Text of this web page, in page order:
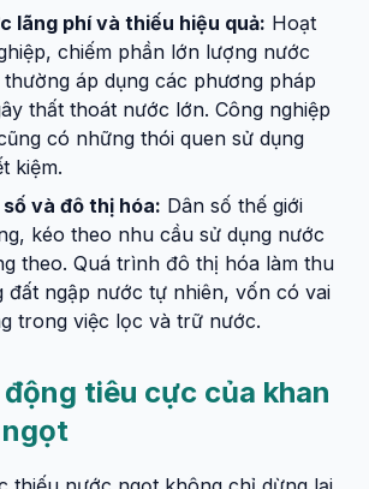
lãng phí và thiếu hiệu quả: Hoạt
chiếm phần lớn lượng nước
áp dụng các phương pháp
thất thoát nước lớn. Công nghiệp
có những thói quen sử dụng
kiệm.
và đô thị hóa: Dân số thế giới
kéo theo nhu cầu sử dụng nước
theo. Quá trình đô thị hóa làm thu
đất ngập nước tự nhiên, vốn có vai
trong việc lọc và trữ nước.
tiêu cực của khan